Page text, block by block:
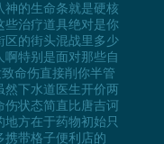
神的生命条就是硬核
些治疗道具绝对是你
区的街头混战里多少
特别是面对那些自
命伤直接削你半管
然下水道医生开价两
状态简直比唐吉诃
方在于药物初始只
携带格子便利店的